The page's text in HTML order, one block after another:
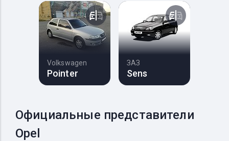
Volkswagen
Pointer
ЗАЗ
Sens
Официальные представители
Opel